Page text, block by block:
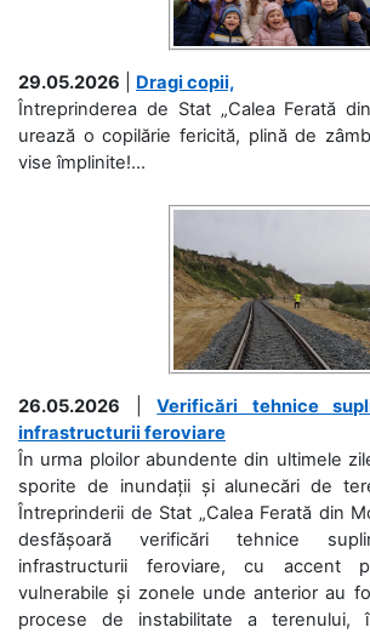
29.05.2026
Dragi copii,
Întreprinderea de Stat „Calea Ferată
urează o copilărie fericită, plină de
vise împlinite!...
26.05.2026 |Verificări tehnice
infrastructurii feroviare
În urma ploilor abundente din ultimele
sporite de inundații și alunecări de
Întreprinderii de Stat „Calea Ferată din
desfășoară verificări tehnice
infrastructurii feroviare, cu accent
vulnerabile și zonele unde anterior au
procese de instabilitate a terenului,